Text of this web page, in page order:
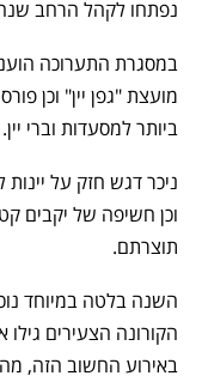
נפתחו לקהל הרחב
במסגרת התערוכה
מועצת "גפן יין" וכן
ביותר למסעדות וברי יין.
ניכר דגש חזק על
וכן חשיפה של יקבים
תוצרתם.
השנה בלטה במיוחד
הקורונה הצעירים
באירוע החשוב הזה,